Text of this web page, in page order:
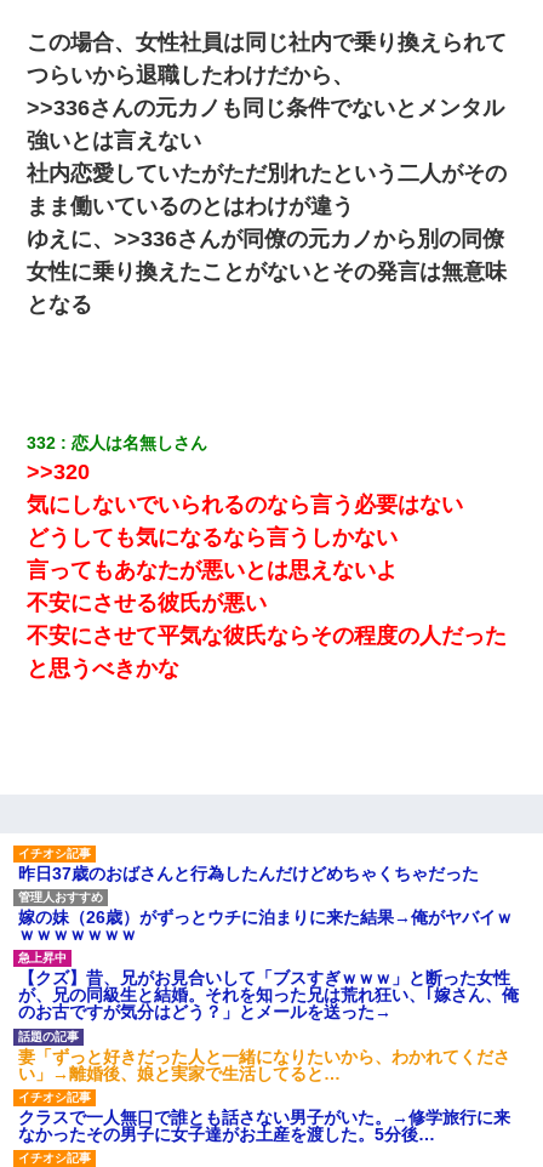
この場合、女性社員は同じ社内で乗り換えられて
つらいから退職したわけだから、
>>336さんの元カノも同じ条件でないとメンタル
強いとは言えない
社内恋愛していたがただ別れたという二人がその
まま働いているのとはわけが違う
ゆえに、>>336さんが同僚の元カノから別の同僚
女性に乗り換えたことがないとその発言は無意味
となる
332 恋人は名無しさん
>>320
気にしないでいられるのなら言う必要はない
どうしても気になるなら言うしかない
言ってもあなたが悪いとは思えないよ
不安にさせる彼氏が悪い
不安にさせて平気な彼氏ならその程度の人だった
と思うべきかな
昨日37歳のおばさんと行為したんだけどめちゃくちゃだった
嫁の妹（26歳）がずっとウチに泊まりに来た結果→俺がヤバイｗ
ｗｗｗｗｗｗｗ
【クズ】昔、兄がお見合いして「ブスすぎｗｗｗ」と断った女性
が、兄の同級生と結婚。それを知った兄は荒れ狂い、｢嫁さん、俺
のお古ですが気分はどう？」とメールを送った→
妻「ずっと好きだった人と一緒になりたいから、わかれてくださ
い」→離婚後、娘と実家で生活してると…
クラスで一人無口で誰とも話さない男子がいた。→修学旅行に来
なかったその男子に女子達がお土産を渡した。5分後…